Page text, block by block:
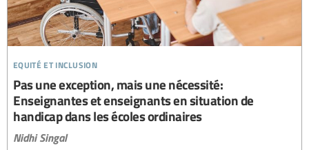
equité et inclusion
Pas une exception, mais une nécessité:
Enseignantes et enseignants en situation de
handicap dans les écoles ordinaires
Nidhi Singal